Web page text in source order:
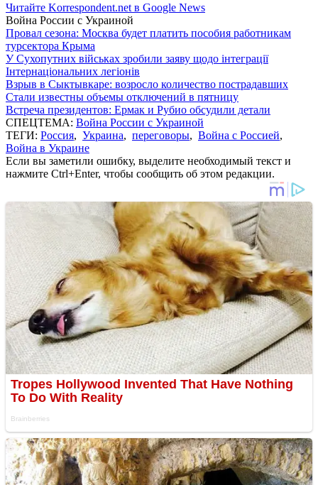
Читайте Korrespondent.net в Google News
Война России с Украиной
Провал сезона: Москва будет платить пособия работникам
турсектора Крыма
У Сухопутних військах зробили заяву щодо інтеграції
Інтернаціональних легіонів
Взрыв в Сыктывкаре: возросло количество пострадавших
Стали известны объемы отключений в пятницу
Встреча президентов: Ермак и Рубио обсудили детали
СПЕЦТЕМА: Война России с Украиной
ТЕГИ: Россия, Украина, переговоры, Война с Россией,
Война в Украине
Если вы заметили ошибку, выделите необходимый текст и
нажмите Ctrl+Enter, чтобы сообщить об этом редакции.